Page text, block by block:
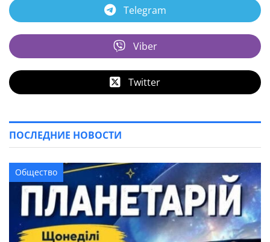
Telegram
Viber
Twitter
ПОСЛЕДНИЕ НОВОСТИ
Общество